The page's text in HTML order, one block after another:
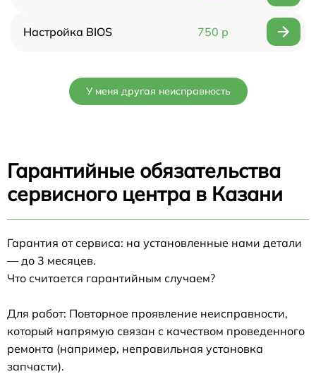
Настройка BIOS 750 р
У меня другая неисправность
Гарантийные обязательства
сервисного центра в Казани
Гарантия от сервиса: на установленные нами детали
— до 3 месяцев.
Что считается гарантийным случаем?
Для работ: Повторное проявление неисправности,
который напрямую связан с качеством проведенного
ремонта (например, неправильная установка
запчасти).